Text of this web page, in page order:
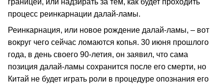
границей, или надзирать за тем, как будет проходить
процесс реинкарнации далай-ламы.
Реинкарнация, или новое рождение далай-ламы, – вот
вокруг чего сейчас ломаются копья. 30 июня прошлого
года, в день своего 90-летия, он заявил, что сама
позиция далай-ламы сохранится после его смерти, но
Китай не будет играть роли в процедуре опознания его